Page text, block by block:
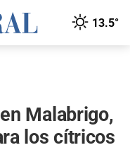
13.5°
Malabrigo,
los cítricos